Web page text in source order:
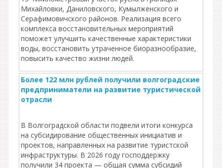
Михайловки, Даниловского, Кумылженского и
Серафимовичского районов. Реализация всего
комплекса восстановительных мероприятий
поможет улучшить качественные характеристики
воды, восстановить утраченное биоразнообразие,
повысить качество жизни людей.
Более 122 млн рублей получили волгоградские
предприниматели на развитие туристической
отрасли
В Волгоградской области подвели итоги конкурса
на субсидирование общественных инициатив и
проектов, направленных на развитие туристской
инфраструктуры. В 2026 году господдержку
получили 34 проекта — общая сумма субсидий